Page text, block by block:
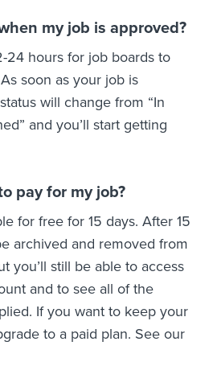
my job is approved?
24 hours for job boards to
soon as your job is
will change from “In
and you’ll start getting
pay for my job?
for free for 15 days. After 15
archived and removed from
you’ll still be able to access
and to see all of the
If you want to keep your
to a paid plan. See our